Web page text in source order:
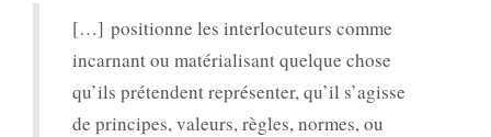
[…] positionne les interlocuteurs comme
incarnant ou matérialisant quelque chose
qu’ils prétendent représenter, qu’il s’agisse
de principes, valeurs, règles, normes, ou